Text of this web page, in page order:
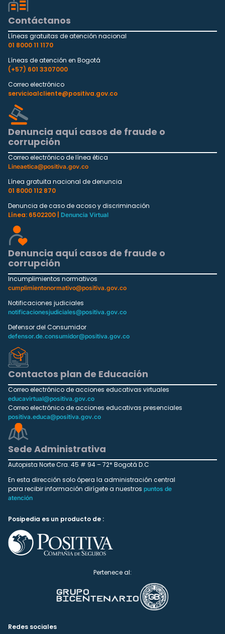
Contáctanos
Líneas gratuitas de atención nacional
01 8000 11 1170
Líneas de atención en Bogotá
(+57) 601 3307000
Correo electrónico
servicioalcliente@positiva.gov.co
Denuncia aquí casos de fraude o
corrupción
Correo electrónico de línea ética
Lineaetica@positiva.gov.co
Línea gratuita nacional de denuncia
01 8000 112 870
Denuncia de caso de acoso y discriminación
Línea: 6502200 |
Denuncia Virtual
Denuncia aquí casos de fraude o
corrupción
Incumplimientos normativos
cumplimientonormativo@positiva.gov.co
Notificaciones judiciales
notificacionesjudiciales@positiva.gov.co
Defensor del Consumidor
defensor.de.consumidor@positiva.gov.co
Contactos plan de Educación
Correo electrónico de acciones educativas virtuales
educavirtual@positiva.gov.co
Correo electrónico de acciones educativas presenciales
positiva.educa@positiva.gov.co
Sede Administrativa
Autopista Norte Cra. 45 # 94 – 72* Bogotá D.C
En esta dirección solo ópera la administración central
para recibir información dirígete a nuestros puntos de
atención
Posipedia es un producto de :
Pertenece al:
Redes sociales